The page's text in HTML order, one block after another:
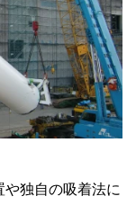
独自の吸着法に